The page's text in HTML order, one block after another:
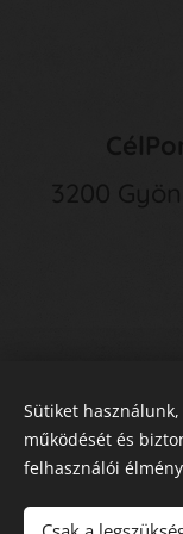
3200
E
Sütiket
működését és
felhasználói